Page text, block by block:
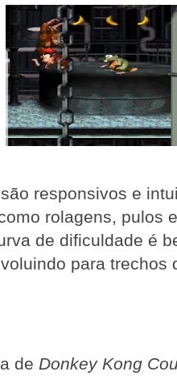
responsivos e
rolagens, pulos
de dificuldade é
para trechos
de Donkey Kong